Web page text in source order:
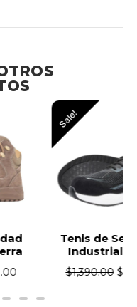
Tenis de Seguridad
Industrial Isik Zu
$1,390.00 1,270.00